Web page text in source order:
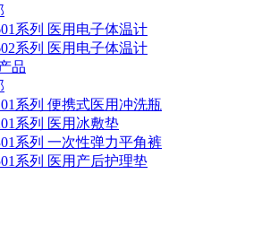
系列 医用电子体温计
系列 医用电子体温计
品
系列 便携式医用冲洗瓶
系列 医用冰敷垫
系列 一次性弹力平角裤
系列 医用产后护理垫